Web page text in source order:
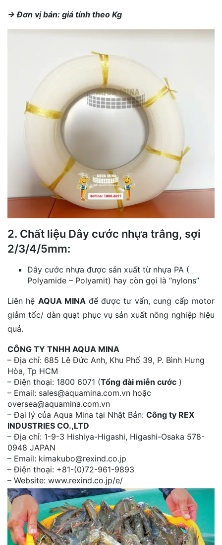
-> Đơn vị bán: giá tính theo Kg
2. Chất liệu Dây cước nhựa trắng, sợi
2/3/4/5mm:
Dây cước nhựa được sản xuất từ nhựa PA (
Polyamide – Polyamit) hay còn gọi là “nylons”
Liên hệ AQUA MINA để được tư vấn, cung cấp motor
giảm tốc/ dàn quạt phục vụ sản xuất nông nghiệp hiệu
quả.
CÔNG TY TNHH AQUA MINA
– Địa chỉ: 685 Lê Đức Anh, Khu Phố 39, P. Bình Hưng
Hòa, Tp HCM
– Điện thoại: 1800 6071 (Tổng đài miễn cước )
– Email: sales@aquamina.com.vn hoặc
oversea@aquamina.com.vn
– Đại lý của Aqua Mina tại Nhật Bản: Công ty REX
INDUSTRIES CO.,LTD
– Địa chỉ: 1-9-3 Hishiya-Higashi, Higashi-Osaka 578-
0948 JAPAN
– Email: kimakubo@rexind.co.jp
– Điện thoại: +81-(0)72-961-9893
– Website: www.rexind.co.jp/e/